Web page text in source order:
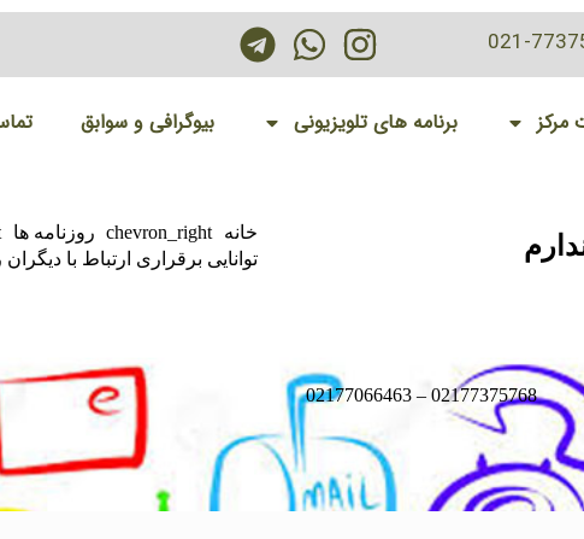
021-
مرکز برنامه های تلویزیونی بیوگرافی و سوابق
خانه chevron_right روزنامه ها
توانایی برقراری ارتباط با دیگران
02177375768 – 02177066463